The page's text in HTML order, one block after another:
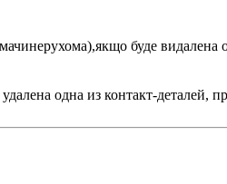
буде видалена
одна из контакт-деталей,